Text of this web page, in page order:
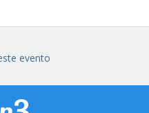
evento